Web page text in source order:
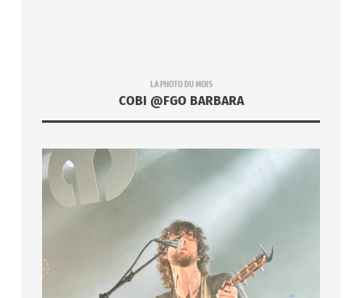
LA PHOTO DU MOIS
COBI @FGO BARBARA